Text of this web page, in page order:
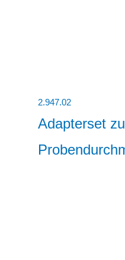
2.947.02
Adapterset